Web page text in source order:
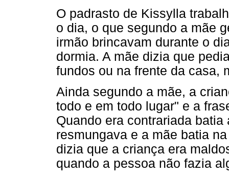
O padrasto de Kissylla
o dia, o que segundo a mãe
irmão brincavam durante o
dormia. A mãe dizia que
fundos ou na frente da casa,
Ainda segundo a mãe, a
todo e em todo lugar" e a
Quando era contrariada
resmungava e a mãe batia
dizia que a criança era
quando a pessoa não fazia